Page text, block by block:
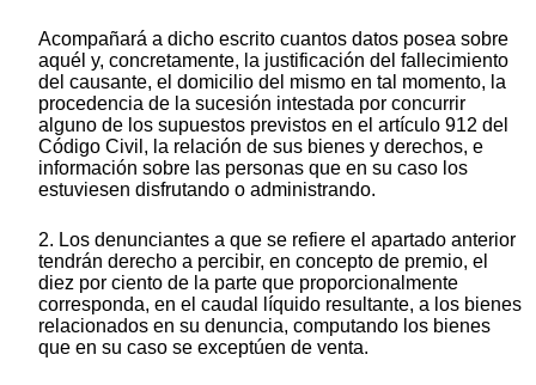
Acompañará a dicho escrito cuantos datos posea sobre
aquél y, concretamente, la justificación del fallecimiento
del causante, el domicilio del mismo en tal momento, la
procedencia de la sucesión intestada por concurrir
alguno de los supuestos previstos en el artículo 912 del
Código Civil, la relación de sus bienes y derechos, e
información sobre las personas que en su caso los
estuviesen disfrutando o administrando.
2. Los denunciantes a que se refiere el apartado anterior
tendrán derecho a percibir, en concepto de premio, el
diez por ciento de la parte que proporcionalmente
corresponda, en el caudal líquido resultante, a los bienes
relacionados en su denuncia, computando los bienes
que en su caso se exceptúen de venta.